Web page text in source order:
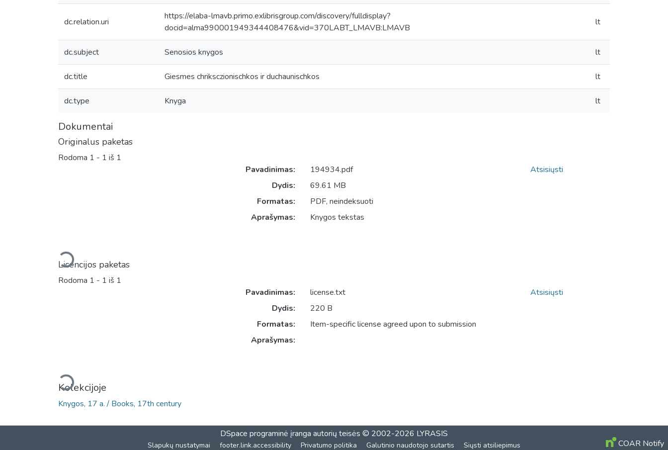
dc.relation.uri
https://elaba-lmavb.primo.exlibrisgroup.com/discovery/fulldisplay?
docid=alma990001949344408476&vid=370LABT_LMAVB:LMAVB
lt
dc.subject Senosios knygos lt
dc.title Giesmes chriksczionischkos ir duchaunischkos lt
dc.type Knyga lt
Dokumentai
Originalus paketas
Rodoma 1 - 1 iš 1
Įkeliama...
Pavadinimas:
194934.pdf
Dydis:
69.61 MB
Formatas:
PDF, neindeksuoti
Aprašymas:
Knygos tekstas
Atsisiųsti
Licencijos paketas
Rodoma 1 - 1 iš 1
Įkeliama...
Pavadinimas:
license.txt
Dydis:
220 B
Formatas:
Item-specific license agreed upon to submission
Aprašymas:
Atsisiųsti
Kolekcijoje
Knygos, 17 a. / Books, 17th century
DSpace programinė įranga autorių teisės © 2002-2026 LYRASIS
Slapukų nustatymai footer.link.accessibility Privatumo politika Galutinio naudotojo sutartis Siųsti atsiliepimus COAR Notify